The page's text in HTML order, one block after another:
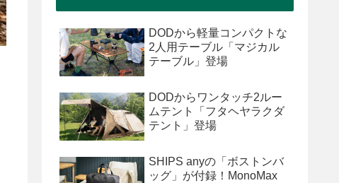
DODから軽量コンパクトな
2人用テーブル「マジカル
テーブル」登場
DODからワンタッチ2ルー
ムテント「フタヘヤラクダ
テント」登場
SHIPS anyの「ボストンバ
ッグ」が付録！MonoMax